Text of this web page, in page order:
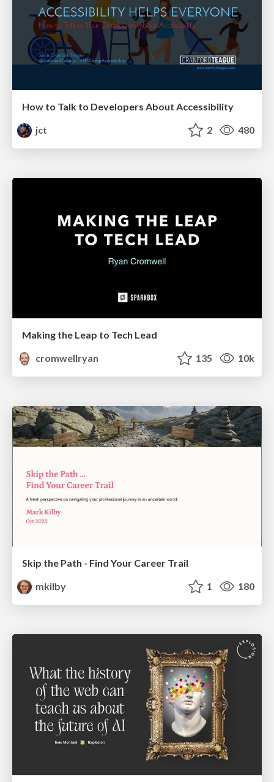
How to Talk to Developers About Accessibility
jct
2 480
Making the Leap to Tech Lead
cromwellryan
135 10k
Skip the Path - Find Your Career Trail
mkilby
1 180